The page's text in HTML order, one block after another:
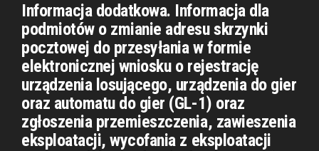
Informacja dodatkowa. Informacja dla
podmiotów o zmianie adresu skrzynki
pocztowej do przesyłania w formie
elektronicznej wniosku o rejestrację
urządzenia losującego, urządzenia do gier
oraz automatu do gier (GL-1) oraz
zgłoszenia przemieszczenia, zawieszenia
eksploatacji, wycofania z eksploatacji